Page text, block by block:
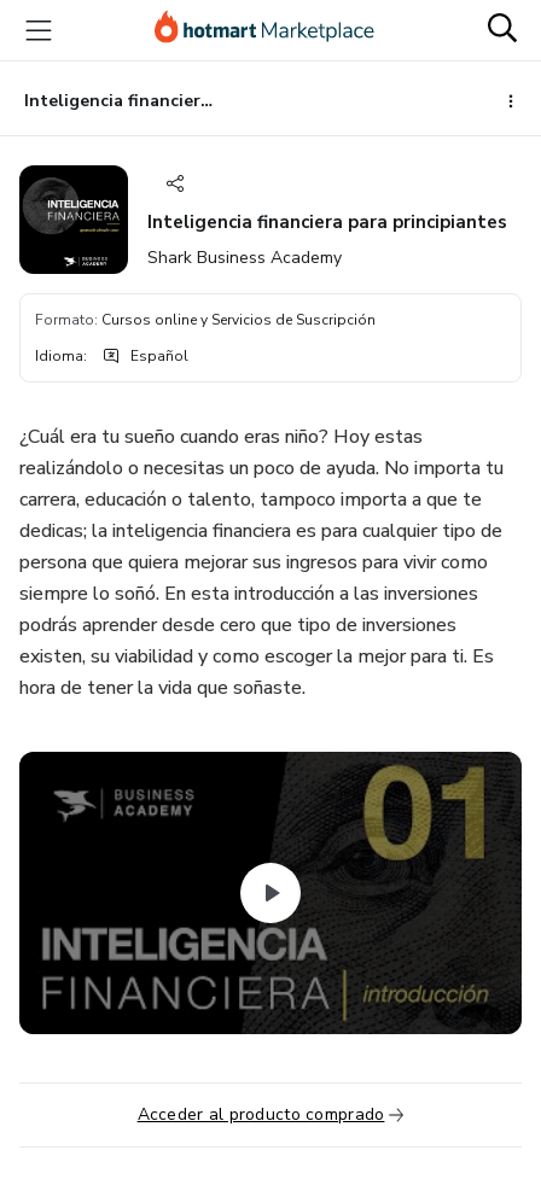
principal
página
de
página
Inteligencia financiera para principiantes
Inteligencia financiera para principiantes
Shark Business Academy
Formato: Cursos online y Servicios de Suscripción
Idioma: Español
¿Cuál era tu sueño cuando eras niño? Hoy estas
realizándolo o necesitas un poco de ayuda. No importa tu
carrera, educación o talento, tampoco importa a que te
dedicas; la inteligencia financiera es para cualquier tipo de
persona que quiera mejorar sus ingresos para vivir como
siempre lo soñó. En esta introducción a las inversiones
podrás aprender desde cero que tipo de inversiones
existen, su viabilidad y como escoger la mejor para ti. Es
hora de tener la vida que soñaste.
Acceder al producto comprado